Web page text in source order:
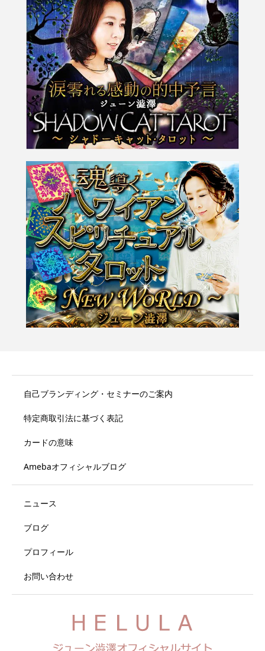
自己ブランディング・セミナーのご案内
特定商取引法に基づく表記
カードの意味
Amebaオフィシャルブログ
ニュース
ブログ
プロフィール
お問い合わせ